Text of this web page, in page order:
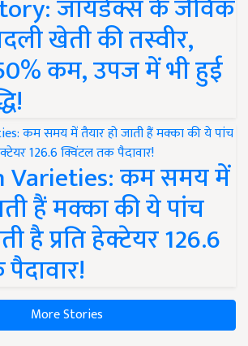
जायडेक्स के जैविक
खेती की तस्वीर,
कम, उपज में भी हुई
Varieties: कम समय में
हैं मक्का की ये पांच
है प्रति हेक्टेयर 126.6
More Stories